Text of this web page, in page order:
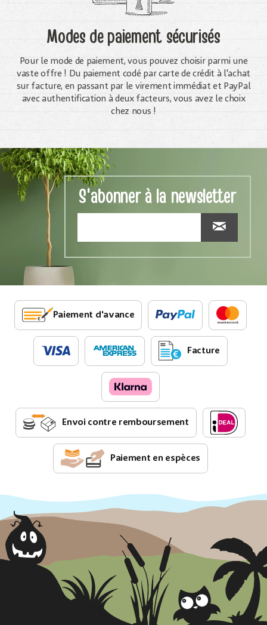
Modes de paiement sécurisés
Pour le mode de paiement, vous pouvez choisir parmi une
vaste offre ! Du paiement codé par carte de crédit à l'achat
sur facture, en passant par le virement immédiat et PayPal
avec authentification à deux facteurs, vous avez le choix
chez nous !
S'abonner à la newsletter
Paiement d'avance
Facture
Envoi contre remboursement
Paiement en espèces